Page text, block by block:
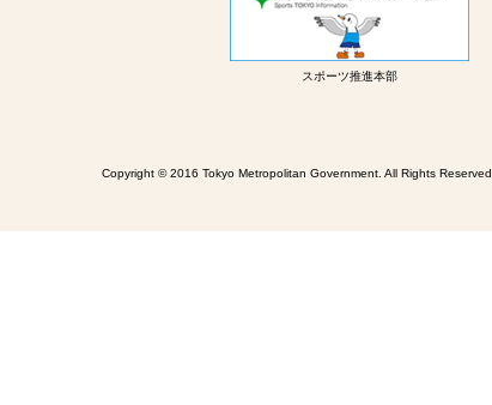
スポーツ推進本部
Copyright © 2016 Tokyo Metropolitan Government. All Rights Reserved.